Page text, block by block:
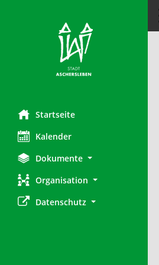
Startseite
Kalender
Dokumente
Organisation
Datenschutz